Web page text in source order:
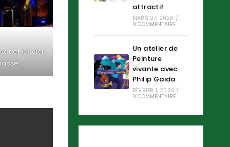
et Olivier
attractif
MARS 27, 2026 /
0 COMMENTAIRE
Un atelier de
Peinture
vivante avec
Philip Gaida
FÉVRIER 1, 2026 /
0 COMMENTAIRE